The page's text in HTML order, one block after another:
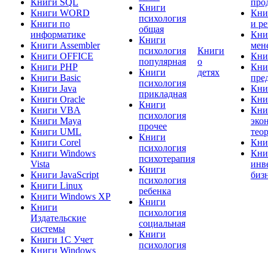
Книги SQL
Книги WORD
Книги по
информатике
Книги Assembler
Книги OFFICE
Книги PHP
Книги Basic
Книги Java
Книги Oracle
Книги VBA
Книги Maya
Книги UML
Книги Corel
Книги Windows
Vista
Книги JavaScript
Книги Linux
Книги Windows XP
Книги
Издательские
системы
Книги 1C Учет
Книги Windows
Книги
психология
общая
Книги
психология
популярная
Книги
психология
прикладная
Книги
психология
прочее
Книги
психология
психотерапия
Книги
психология
ребенка
Книги
психология
социальная
Книги
психология
Книги
о
детях
и